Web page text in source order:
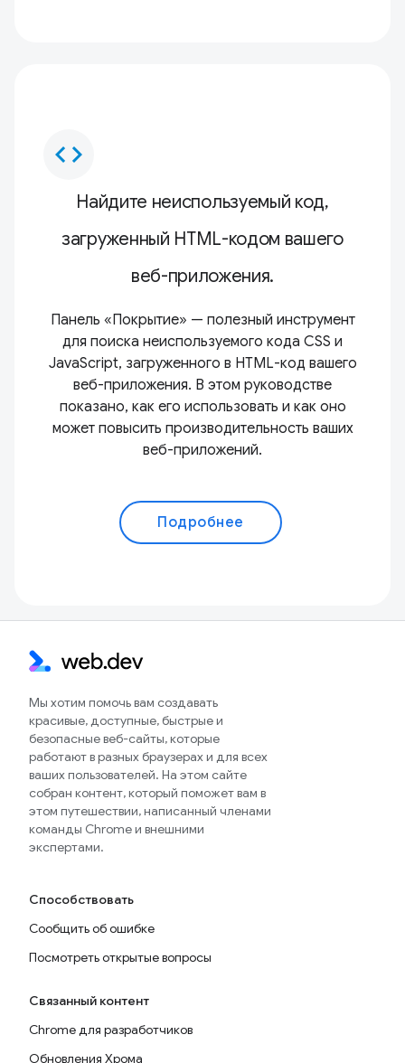
code
Найдите неиспользуемый код,
загруженный HTML-кодом вашего
веб-приложения.
Панель «Покрытие» — полезный инструмент
для поиска неиспользуемого кода CSS и
JavaScript, загруженного в HTML-код вашего
веб-приложения. В этом руководстве
показано, как его использовать и как оно
может повысить производительность ваших
веб-приложений.
Подробнее
Мы хотим помочь вам создавать
красивые, доступные, быстрые и
безопасные веб-сайты, которые
работают в разных браузерах и для всех
ваших пользователей. На этом сайте
собран контент, который поможет вам в
этом путешествии, написанный членами
команды Chrome и внешними
экспертами.
Способствовать
Сообщить об ошибке
Посмотреть открытые вопросы
Связанный контент
Chrome для разработчиков
Обновления Хрома